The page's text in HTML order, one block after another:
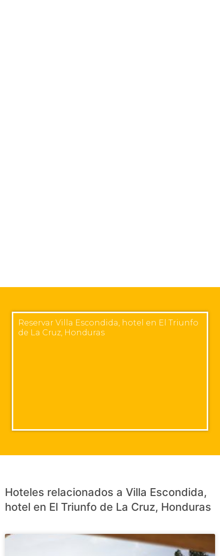
Reservar Villa Escondida, hotel en El Triunfo
de La Cruz, Honduras
Hoteles relacionados a Villa Escondida,
hotel en El Triunfo de La Cruz, Honduras